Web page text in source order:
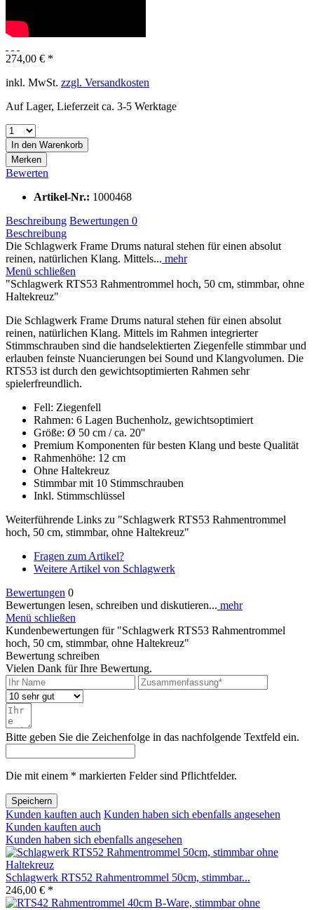
274,00 € *
inkl. MwSt. zzgl. Versandkosten
Auf Lager, Lieferzeit ca. 3-5 Werktage
In den Warenkorb
Merken
Bewerten
Artikel-Nr.: 1000468
Beschreibung Bewertungen 0
Beschreibung
Die Schlagwerk Frame Drums natural stehen für einen absolut
reinen, natürlichen Klang. Mittels... mehr
Menü schließen
"Schlagwerk RTS53 Rahmentrommel hoch, 50 cm, stimmbar, ohne
Haltekreuz"
Die Schlagwerk Frame Drums natural stehen für einen absolut
reinen, natürlichen Klang. Mittels im Rahmen integrierter
Stimmschrauben sind die handselektierten Ziegenfelle stimmbar und
erlauben feinste Nuancierungen bei Sound und Klangvolumen. Die
RTS53 ist durch den gewichtsoptimierten Rahmen sehr
spielerfreundlich.
Fell: Ziegenfell
Rahmen: 6 Lagen Buchenholz, gewichtsoptimiert
Größe: Ø 50 cm / ca. 20''
Premium Komponenten für besten Klang und beste Qualität
Rahmenhöhe: 12 cm
Ohne Haltekreuz
Stimmbar mit 10 Stimmschrauben
Inkl. Stimmschlüssel
Weiterführende Links zu "Schlagwerk RTS53 Rahmentrommel
hoch, 50 cm, stimmbar, ohne Haltekreuz"
Fragen zum Artikel?
Weitere Artikel von Schlagwerk
Bewertungen 0
Bewertungen lesen, schreiben und diskutieren... mehr
Menü schließen
Kundenbewertungen für "Schlagwerk RTS53 Rahmentrommel
hoch, 50 cm, stimmbar, ohne Haltekreuz"
Bewertung schreiben
Vielen Dank für Ihre Bewertung.
Bitte geben Sie die Zeichenfolge in das nachfolgende Textfeld ein.
Die mit einem * markierten Felder sind Pflichtfelder.
Speichern
Kunden kauften auch Kunden haben sich ebenfalls angesehen
Kunden kauften auch
Kunden haben sich ebenfalls angesehen
Schlagwerk RTS52 Rahmentrommel 50cm, stimmbar...
246,00 € *